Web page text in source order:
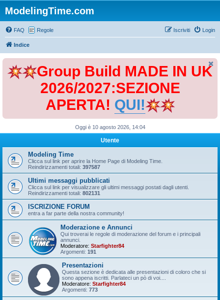
ModelingTime.com
FAQ Regole Login
Iscriviti
Indice
Group Build MADE IN UK
2026/2027:SEZIONE
APERTA! QUI!
Oggi è 10 agosto 2026, 14:04
Utente
Modeling Time
Clicca sul link per aprire la Home Page di Modeling Time.
Reindirizzamenti totali: 397587
Ultimi messaggi pubblicati
Clicca sul link per visualizzare gli ultimi messaggi postati dagli utenti.
Reindirizzamenti totali: 802131
ISCRIZIONE FORUM
entra a far parte della nostra community!
Moderazione e Annunci
Qui troverai le regole di moderazione del forum e i principali
annunci.
Moderatore: Starfighter84
Argomenti: 191
Presentazioni
Questa sezione è dedicata alle presentazioni di coloro che si
sono appena iscritti. Parlateci un pò di voi....
Moderatore: Starfighter84
Argomenti: 773